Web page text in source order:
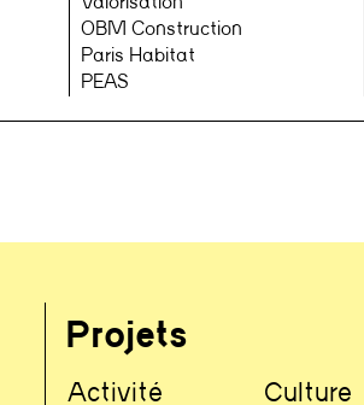
OBM Construction
Paris Habitat
PEAS
Projets
Activité Culture